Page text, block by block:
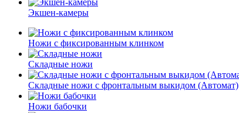
Экшен-камеры
Ножи с фиксированным клинком
Складные ножи
Складные ножи с фронтальным выкидом (Автомат)
Ножи бабочки